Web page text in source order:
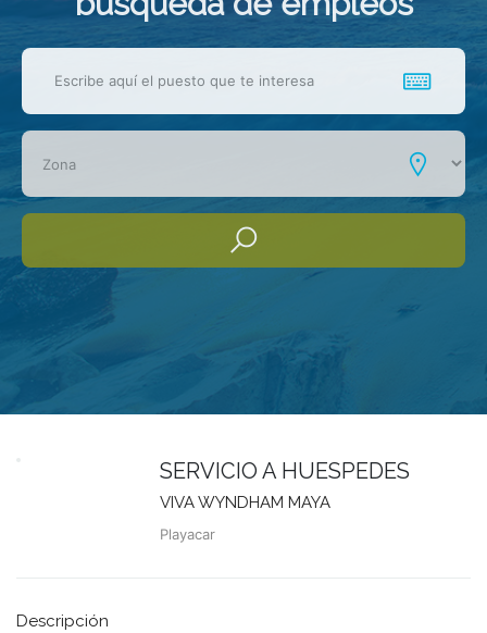
SERVICIO A HUESPEDES
VIVA WYNDHAM MAYA
Playacar
Descripción